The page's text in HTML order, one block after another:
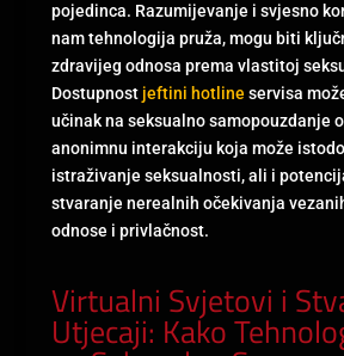
pojedinca. Razumijevanje i svjesno
nam tehnologija pruža, mogu biti
zdravijeg odnosa prema vlastitoj
Dostupnost jeftini hotline servisa
učinak na seksualno samopouzdanje
anonimnu interakciju koja može
istraživanje seksualnosti, ali i
stvaranje nerealnih očekivanja
odnose i privlačnost.
Virtualni Svjetovi i
Utjecaji: Kako